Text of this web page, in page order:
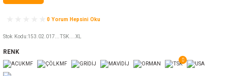
0 Yorum Hepsini Oku
Stok Kodu:153.02.017...TSK....XL
RENK